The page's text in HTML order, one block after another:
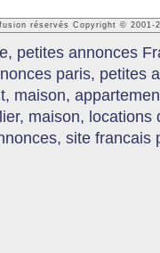
réservés Copyright © 2001-
petites annonces
paris, petites
maison,
maison,
site francais